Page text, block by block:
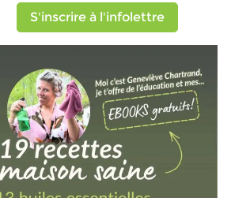
S'inscrire à l'infolettre